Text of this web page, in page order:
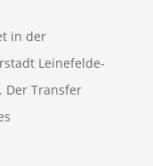
in der
Leinefelde-
Der Transfer